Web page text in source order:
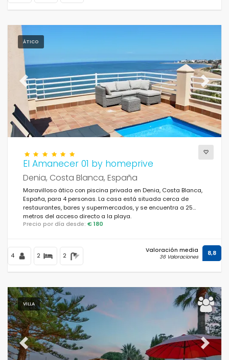
ÁTICO
Previous Next
El Amanecer 01 by homeprive
Denia, Costa Blanca, España
Maravilloso ático con piscina privada en Denia, Costa Blanca,
España, para 4 personas. La casa está situada cerca de
restaurantes, bares y supermercados, y se encuentra a 25
metros del acceso directo a la playa.
Precio por día desde: € 180
4 2 2
Valoración media
36 Valoraciones 8,8
VILLA
Previous Next